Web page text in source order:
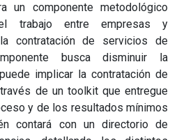
un componente metodológico
trabajo entre empresas y
contratación de servicios de
busca disminuir la
implicar la contratación de
de un toolkit que entregue
y de los resultados mínimos
contará con un directorio de